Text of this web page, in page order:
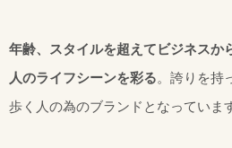
年齢、スタイルを超えてビジネスか
人のライフシーンを彩る。誇りを持
歩く人の為のブランドとなっていま